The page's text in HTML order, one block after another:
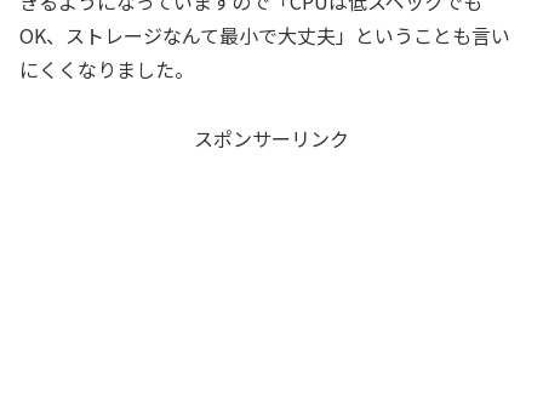
OK、ストレージなんて最小で大丈夫」ということも言い
にくくなりました。
スポンサーリンク